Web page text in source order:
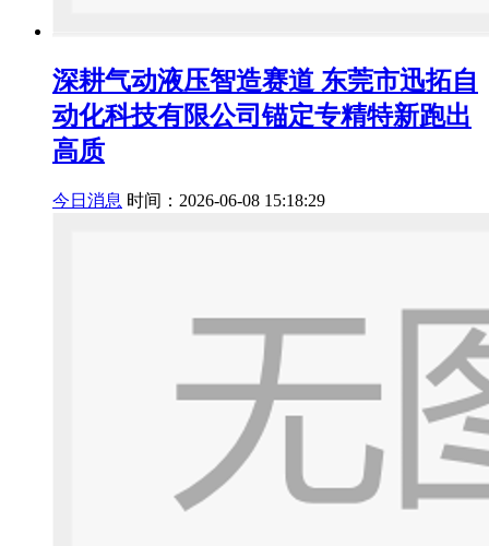
深耕气动液压智造赛道 东莞市迅拓自
动化科技有限公司锚定专精特新跑出
高质
今日消息 时间：2026-06-08 15:18:29